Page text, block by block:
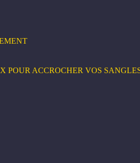
POUR ACCROCHER VOS